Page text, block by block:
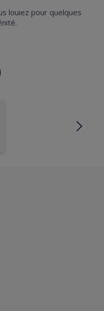
louiez pour quelques